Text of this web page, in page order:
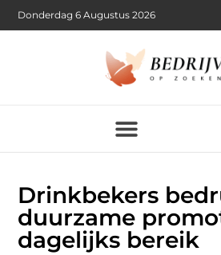
Donderdag 6 Augustus 2026
Drinkbekers
duurzame
dagelijks bereik